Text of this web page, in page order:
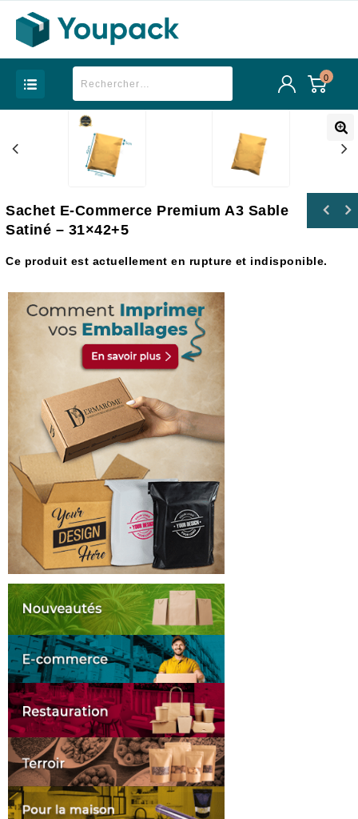
0
Sachet E-Commerce Premium A3 Sable
Satiné – 31×42+5
Ce produit est actuellement en rupture et indisponible.